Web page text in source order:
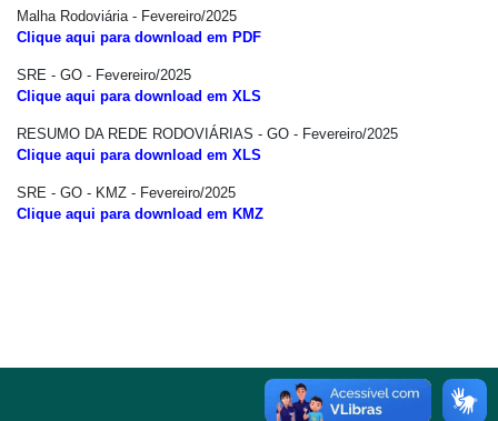
Malha Rodoviária - Fevereiro/2025
Clique aqui para download em PDF
SRE - GO - Fevereiro/2025
Clique aqui para download em XLS
RESUMO DA REDE RODOVIÁRIAS - GO - Fevereiro/2025
Clique aqui para download em XLS
SRE - GO - KMZ - Fevereiro/2025
Clique aqui para download em KMZ